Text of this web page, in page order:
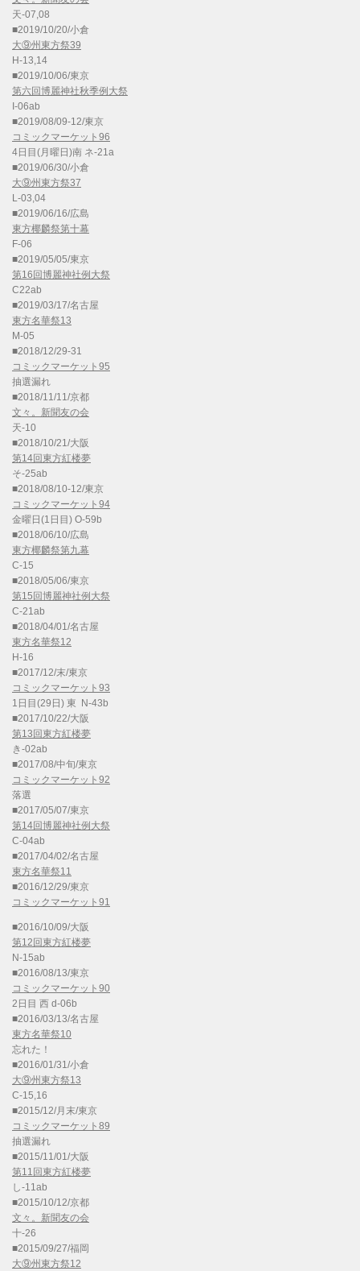
天-07,08
■2019/10/20/小倉
大⑨州東方祭39
H-13,14
■2019/10/06/東京
第六回博麗神社秋季例大祭
I-06ab
■2019/08/09-12/東京
コミックマーケット96
4日目(月曜日)南 ネ-21a
■2019/06/30/小倉
大⑨州東方祭37
L-03,04
■2019/06/16/広島
東方椰麟祭第十幕
F-06
■2019/05/05/東京
第16回博麗神社例大祭
C22ab
■2019/03/17/名古屋
東方名華祭13
M-05
■2018/12/29-31
コミックマーケット95
抽選漏れ
■2018/11/11/京都
文々。新聞友の会
天-10
■2018/10/21/大阪
第14回東方紅楼夢
そ-25ab
■2018/08/10-12/東京
コミックマーケット94
金曜日(1日目) O-59b
■2018/06/10/広島
東方椰麟祭第九幕
C-15
■2018/05/06/東京
第15回博麗神社例大祭
C-21ab
■2018/04/01/名古屋
東方名華祭12
H-16
■2017/12/末/東京
コミックマーケット93
1日目(29日) 東 N-43b
■2017/10/22/大阪
第13回東方紅楼夢
き-02ab
■2017/08/中旬/東京
コミックマーケット92
落選
■2017/05/07/東京
第14回博麗神社例大祭
C-04ab
■2017/04/02/名古屋
東方名華祭11
■2016/12/29/東京
コミックマーケット91
■2016/10/09/大阪
第12回東方紅楼夢
N-15ab
■2016/08/13/東京
コミックマーケット90
2日目 西 d-06b
■2016/03/13/名古屋
東方名華祭10
忘れた！
■2016/01/31/小倉
大⑨州東方祭13
C-15,16
■2015/12/月末/東京
コミックマーケット89
抽選漏れ
■2015/11/01/大阪
第11回東方紅楼夢
し-11ab
■2015/10/12/京都
文々。新聞友の会
十-26
■2015/09/27/福岡
大⑨州東方祭12